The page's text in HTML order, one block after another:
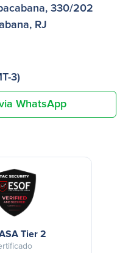
330/202
RJ
3)
WhatsApp
Tier 2